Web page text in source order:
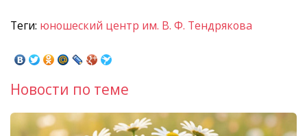
Теги: юношеский центр им. В. Ф. Тендрякова
Новости по теме